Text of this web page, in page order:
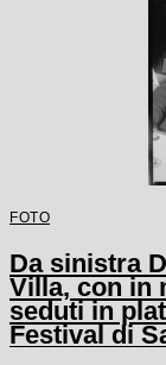
FOTO
Da sinistra
Villa, con in
seduti in
Festival di